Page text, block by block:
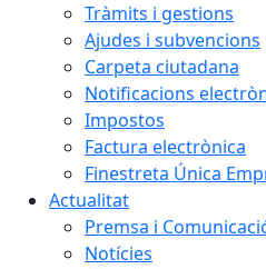
Tràmits i gestions
Ajudes i subvencions
Carpeta ciutadana
Notificacions
Impostos
Factura electrònica
Finestreta Única
Actualitat
Premsa i
Notícies